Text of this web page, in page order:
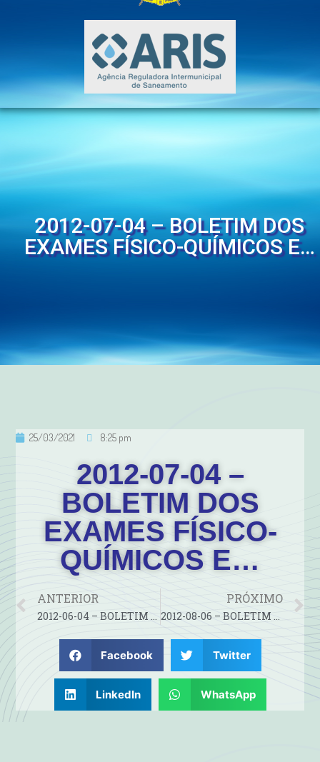
2012-07-04 – BOLETIM DOS
EXAMES FÍSICO-QUÍMICOS E…
25/03/2021 8:25 pm
2012-07-04 –
BOLETIM DOS
EXAMES FÍSICO-
QUÍMICOS E…
ANTERIOR
2012-06-04 – BOLETIM DOS EXAMES FÍSICO-QUÍMICOS E…
PRÓXIMO
2012-08-06 – BOLETIM DOS EXAMES FÍSICO-QUÍMICOS E…
Facebook Twitter
LinkedIn WhatsApp